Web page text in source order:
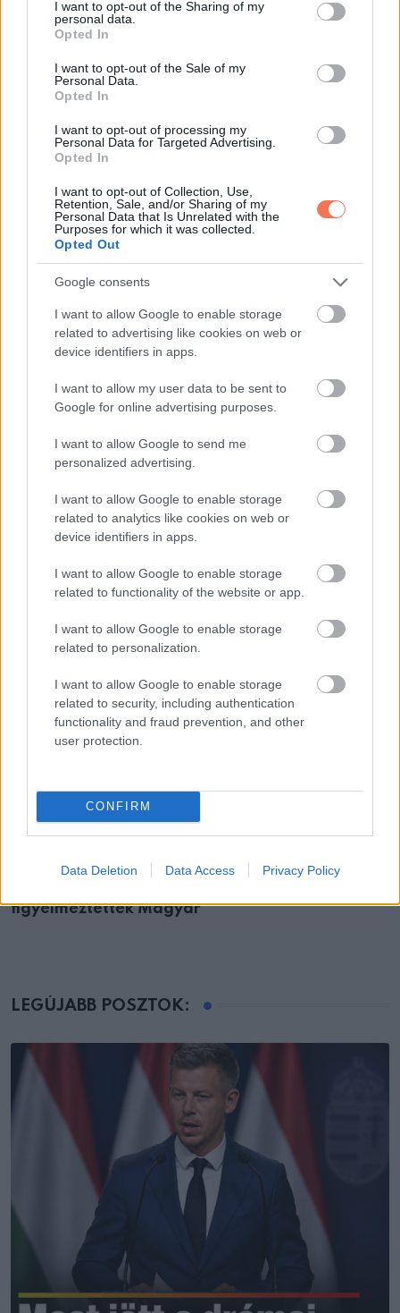
not limited to your visit or usage behaviour. You may click to
grant or deny consent to Google and its third-party tags to
use your data for below specified purposes in below Google
consent section.
I want to opt-out of the Sharing of my
personal data.
Opted In
I want to opt-out of the Sale of my
Personal Data.
Opted In
I want to opt-out of processing my
Personal Data for Targeted Advertising.
Opted In
I want to opt-out of Collection, Use,
Retention, Sale, and/or Sharing of my
Personal Data that Is Unrelated with the
Purposes for which it was collected.
Opted Out
Google consents
I want to allow Google to enable storage
related to advertising like cookies on web or
device identifiers in apps.
I want to allow my user data to be sent to
Google for online advertising purposes.
I want to allow Google to send me
personalized advertising.
I want to allow Google to enable storage
related to analytics like cookies on web or
device identifiers in apps.
I want to allow Google to enable storage
related to functionality of the website or app.
I want to allow Google to enable storage
related to personalization.
I want to allow Google to enable storage
related to security, including authentication
functionality and fraud prevention, and other
user protection.
CONFIRM
Data Deletion Data Access Privacy Policy
Soha nem felejtem el azt a napot a
babavárómon, a nyolcadik hónapban
jártam. A férjem mindenkit sokkolt, amikor
odaadta az anyjának a 10 000 dollárt, amit
megpróbáltam megállítani, rám ordított:
„Hogy merészelsz az utamba állni?!”
KÖVETKEZŐ POSZT
Tíz év apa nélkül neveltem a fiamat, a falu
gúnyolt, míg egy nap egy luxusautó állt
meg a házam előtt… és a gyerek apja
További bejegyzések
figyelmeztették Magyar
LEGÚJABB POSZTOK: